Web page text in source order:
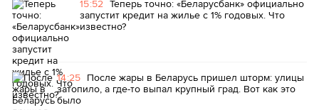
15:52 Теперь точно: «Беларусбанк» официально
запустит кредит на жилье с 1% годовых. Что
известно?
14:25 После жары в Беларусь пришел шторм: улицы
затопило, а где-то выпал крупный град. Вот как это
было